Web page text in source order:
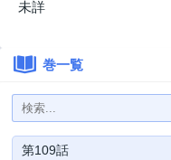
未詳
巻一覧
第109話